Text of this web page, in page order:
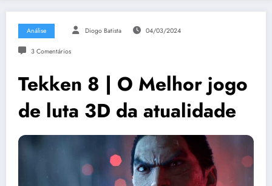
Análise Diogo Batista 04/03/2024
3 Comentários
Tekken 8 | O Melhor jogo
de luta 3D da atualidade